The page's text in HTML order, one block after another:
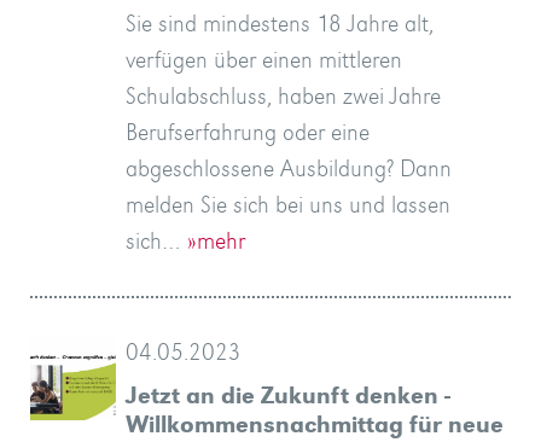
Sie sind mindestens 18 Jahre alt,
verfügen über einen mittleren
Schulabschluss, haben zwei Jahre
Berufserfahrung oder eine
abgeschlossene Ausbildung? Dann
melden Sie sich bei uns und lassen
sich… »mehr
04.05.2023
Jetzt an die Zukunft denken -
Willkommensnachmittag für neue